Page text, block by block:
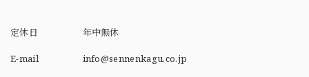
定休日 年中無休
E-mail info@sennenkagu.co.jp